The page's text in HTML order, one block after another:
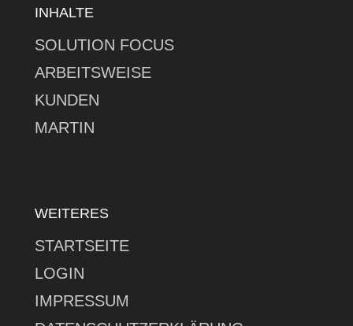
INHALTE
SOLUTION FOCUS
ARBEITSWEISE
KUNDEN
MARTIN
WEITERES
STARTSEITE
LOGIN
IMPRESSUM